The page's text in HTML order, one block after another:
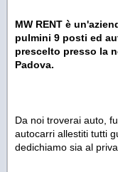
MW RENT è
pulmini 9 posti ed
prescelto presso la
Padova.
Da noi troverai auto,
autocarri allestiti tutti
dedichiamo sia al